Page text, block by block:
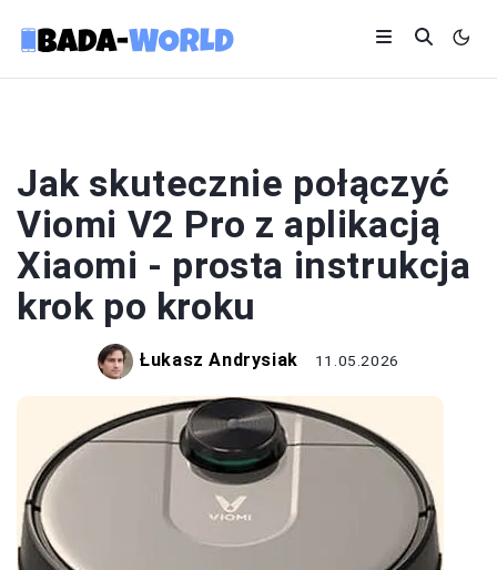
Jak skutecznie połączyć
Viomi V2 Pro z aplikacją
Xiaomi - prosta instrukcja
krok po kroku
Łukasz Andrysiak 11.05.2026